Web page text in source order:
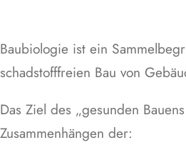
Baubiologie ist ein
schadstofffreien Bau von
Das Ziel des „gesunden
Zusammenhängen der: